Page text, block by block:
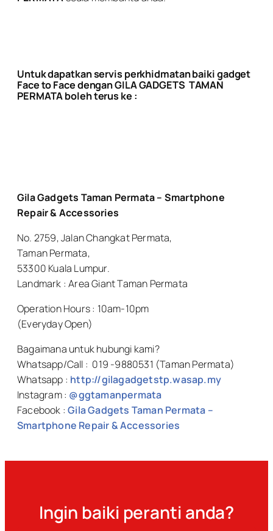
Untuk dapatkan servis perkhidmatan baiki gadget
Face to Face denganGILA GADGETS TAMAN
PERMATAboleh terus ke :
Gila Gadgets Taman Permata – Smartphone
Repair & Accessories
No. 2759, Jalan Changkat Permata,
Taman Permata,
53300 Kuala Lumpur.
Landmark : Area Giant Taman Permata
Operation Hours : 10am-10pm
(Everyday Open)
Bagaimana untuk hubungi kami?
Whatsapp/Call : 019 -9880531 (Taman Permata)
Whatsapp : http://gilagadgetstp.wasap.my
Instagram : @ggtamanpermata
Facebook :Gila Gadgets Taman Permata –
Smartphone Repair & Accessories
Ingin baiki peranti anda?